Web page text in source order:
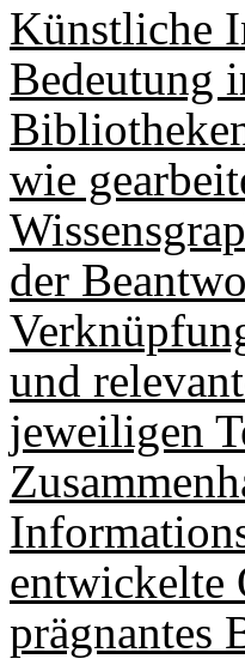
Künstliche
Bedeutung
wie
der
und
jeweiligen
entwickelte
prägnantes